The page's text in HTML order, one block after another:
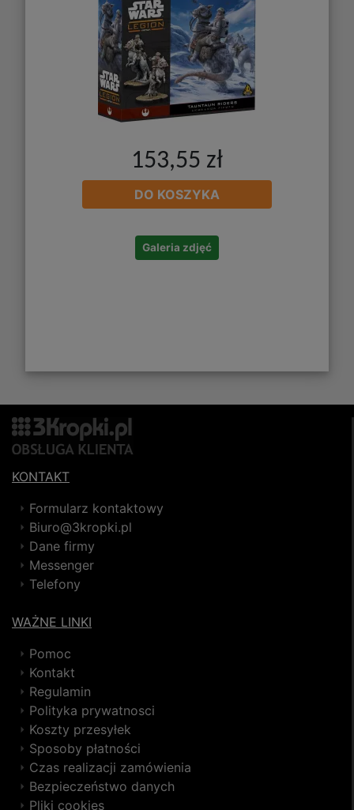
153,55 zł
DO KOSZYKA
Galeria zdjęć
KONTAKT
Formularz kontaktowy
Biuro@3kropki.pl
Dane firmy
Messenger
Telefony
WAŻNE LINKI
Pomoc
Kontakt
Regulamin
Polityka prywatnosci
Koszty przesyłek
Sposoby płatności
Czas realizacji zamówienia
Bezpieczeństwo danych
Pliki cookies